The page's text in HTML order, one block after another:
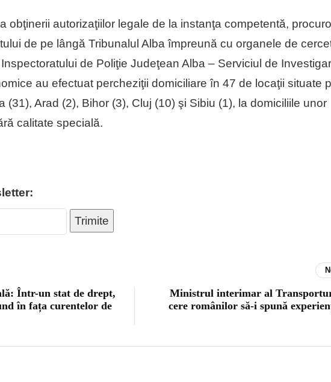
obţinerii autorizaţiilor legale de la instanţa competentă,
de pe lângă Tribunalul Alba împreună cu organele de
de Poliţie Judeţean Alba – Serviciul de
au efectuat percheziţii domiciliare în 47 de locaţii situate
(31), Arad (2), Bihor (3), Cluj (10) şi Sibiu (1), la domiciliile unor
calitate specială.
Trimite
Într-un stat de drept,
în fața curentelor de
Ministrul interimar al
cere românilor să-i spună